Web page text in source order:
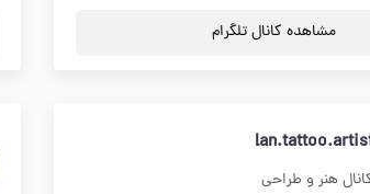
مشاهده کانال تلگرام
هنر و طراحی